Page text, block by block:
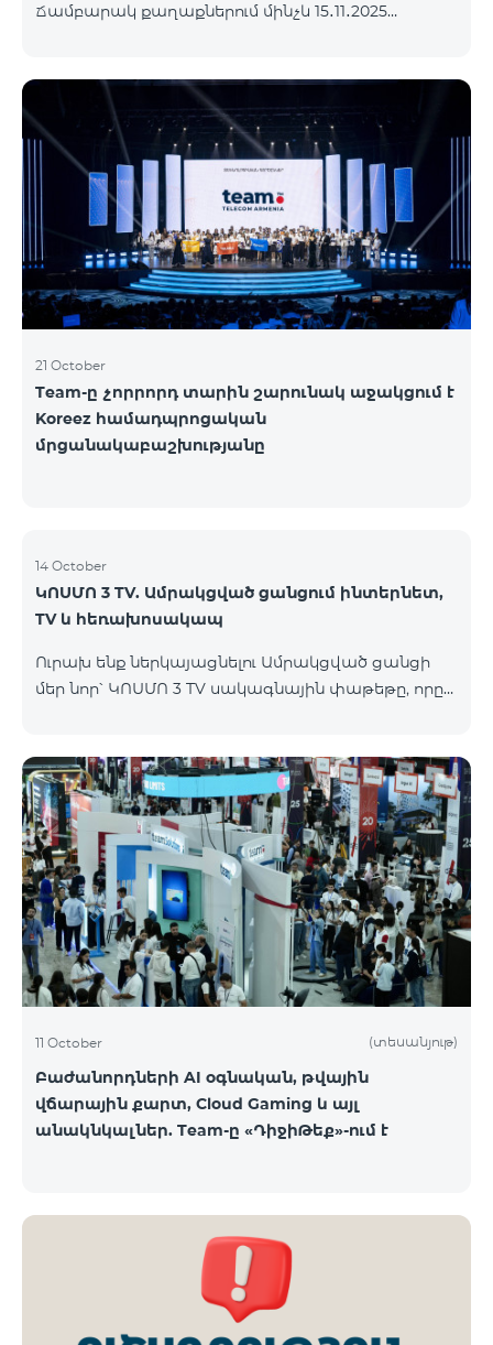
Ճամբարակ քաղաքներում մինչև 15․11․2025
3 TV փաթեթը․ Ինտերնետ. Մինչև 50 Մբիթ/վ
արագություն։ Մինչև 80 TV ալիք՝ TeamTv Smart
հավելվածով: Ֆիքսված հեռախոսակապ. 180
րոպե դեպի Team ֆիքսված ցանց։ Սույն
սակագնային փաթեթում ներառված
հեռուստատեսության ծառայությունը
տրամադրվում է առանց TV սարքի՝ TeamTV Smart
հավելվածի միջոցով։ Սակագնային փաթեթի
արժեքները ներկայացվա
21 October
Team-ը չորրորդ տարին շարունակ աջակցում է
Koreez համադպրոցական
մրցանակաբաշխությանը
14 October
ԿՈՍՄՈ 3 TV. Ամրակցված ցանցում ինտերնետ,
TV և հեռախոսակապ
Ուրախ ենք ներկայացնելու Ամրակցված ցանցի
մեր նոր՝ ԿՈՍՄՈ 3 TV սակագնային փաթեթը, որը
ժամանակակից լուծումներ յուրաքանչյուր տան
համար, որը հասանելի կլինի Վարդենիս և
Գավառ քաղաքներում մինչև 15․11․2025
ներառյալ։Ի՞նչ է ներառում Ամրակցված ցանցի
ԿՈՍՄՈ 3 TV փաթեթը․ Ինտերնետ. Մինչև 50 Մբիթ/
վ արագություն։ TV. Մինչև 80 TV ալիք՝ TeamTv
Smart հավելվածով Ֆիքսված հեռախոսակապ.
180 րոպե դեպի Team ֆիքսված ցանց։ Սույն
սակագնային փաթեթում ներառվա
11 October (տեսանյութ)
Բաժանորդների AI օգնական, թվային
վճարային քարտ, Cloud Gaming և այլ
անակնկալներ. Team-ը «ԴիջիԹեք»-ում է